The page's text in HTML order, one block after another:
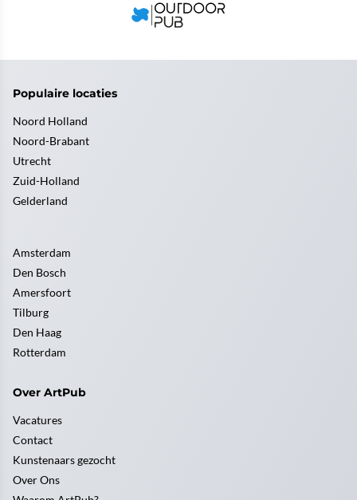
Populaire locaties
Noord Holland
Noord-Brabant
Utrecht
Zuid-Holland
Gelderland
Amsterdam
Den Bosch
Amersfoort
Tilburg
Den Haag
Rotterdam
Over ArtPub
Vacatures
Contact
Kunstenaars gezocht
Over Ons